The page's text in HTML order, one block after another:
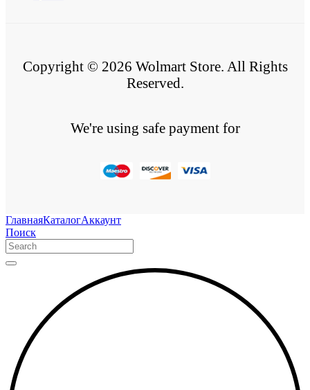
Copyright © 2026 Wolmart Store. All Rights
Reserved.
We're using safe payment for
ГлавнаяКаталогАккаунт
Поиск